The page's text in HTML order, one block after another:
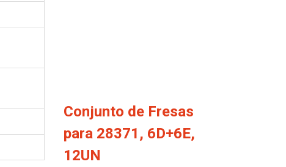
Conjunto de Fresas
para 28371, 6D+6E,
12UN